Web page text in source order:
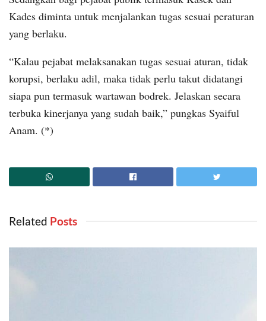
Kades diminta untuk menjalankan tugas sesuai peraturan
yang berlaku.
“Kalau pejabat melaksanakan tugas sesuai aturan, tidak
korupsi, berlaku adil, maka tidak perlu takut didatangi
siapa pun termasuk wartawan bodrek. Jelaskan secara
terbuka kinerjanya yang sudah baik,” pungkas Syaiful
Anam. (*)
Related ‎ Posts